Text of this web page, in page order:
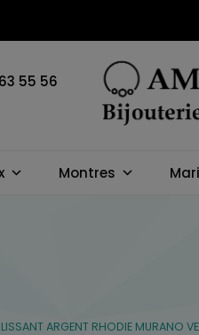
55 56
Montres
ARGENT RHODIE MURANO